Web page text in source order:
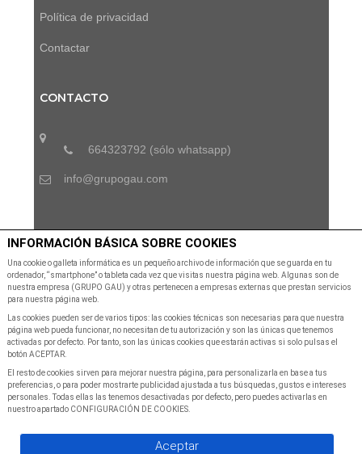
Política de privacidad
Contactar
CONTACTO
664323792 (sólo whatsapp)
info@grupogau.com
SUSCRÍBETE A NUESTRA NEWSLETTER
Suscribete a nuestra Newsletter para recibir las últimas
noticias y ofertas
SUSCRIBIR A NEWSLETTER
INFORMACIÓN BÁSICA SOBRE COOKIES
Una cookie o galleta informática es un pequeño archivo de información que se guarda en tu
ordenador, “smartphone” o tableta cada vez que visitas nuestra página web. Algunas son de
nuestra empresa (GRUPO GAU) y otras pertenecen a empresas externas que prestan servicios
para nuestra página web.
Las cookies pueden ser de varios tipos: las cookies técnicas son necesarias para que nuestra
página web pueda funcionar, no necesitan de tu autorización y son las únicas que tenemos
activadas por defecto. Por tanto, son las únicas cookies que estarán activas si solo pulsas el
botón ACEPTAR.
El resto de cookies sirven para mejorar nuestra página, para personalizarla en base a tus
preferencias, o para poder mostrarte publicidad ajustada a tus búsquedas, gustos e intereses
personales. Todas ellas las tenemos desactivadas por defecto, pero puedes activarlas en
nuestro apartado CONFIGURACIÓN DE COOKIES.
Aceptar